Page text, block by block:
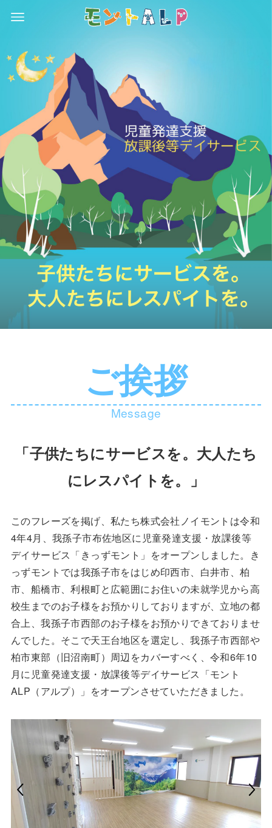
ご挨拶
Message
「子供たちにサービスを。大人たち
にレスパイトを。」
このフレーズを掲げ、私たち株式会社ノイモントは令和
4年4月、我孫子市布佐地区に児童発達支援・放課後等
デイサービス「きっずモント」をオープンしました。き
っずモントでは我孫子市をはじめ印西市、白井市、柏
市、船橋市、利根町と広範囲にお住いの未就学児から高
校生までのお子様をお預かりしておりますが、立地の都
合上、我孫子市西部のお子様をお預かりできておりませ
んでした。そこで天王台地区を選定し、我孫子市西部や
柏市東部（旧沼南町）周辺をカバーすべく、令和6年10
月に児童発達支援・放課後等デイサービス「モント
ALP（アルプ）」をオープンさせていただきました。